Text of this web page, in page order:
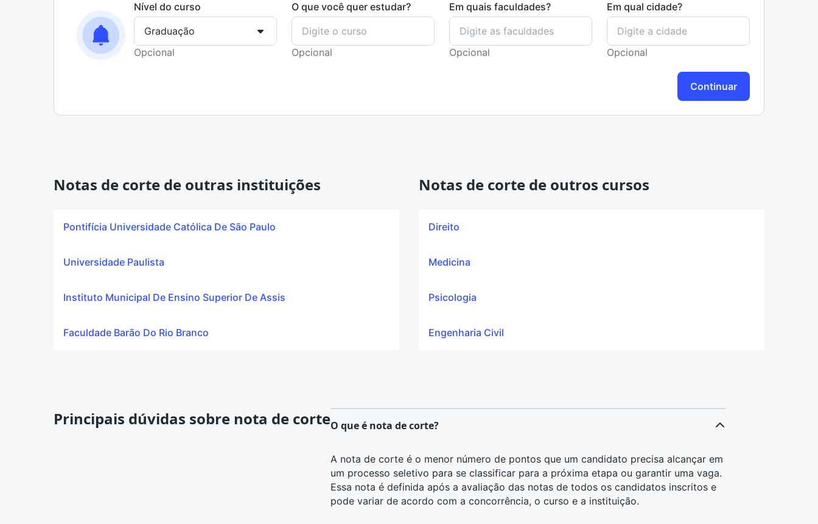
Nível do curso
Opcional
O que você quer estudar?
Opcional
Em quais faculdades?
Opcional
Em qual cidade?
Opcional
Continuar
Notas de corte de outras instituições
Pontifícia Universidade Católica De São Paulo
Universidade Paulista
Instituto Municipal De Ensino Superior De Assis
Faculdade Barão Do Rio Branco
Notas de corte de outros cursos
Direito
Medicina
Psicologia
Engenharia Civil
Principais dúvidas sobre nota de corteO que é nota de corte?
A nota de corte é o menor número de pontos que um candidato precisa alcançar em
um processo seletivo para se classificar para a próxima etapa ou garantir uma vaga.
Essa nota é definida após a avaliação das notas de todos os candidatos inscritos e
pode variar de acordo com a concorrência, o curso e a instituição.